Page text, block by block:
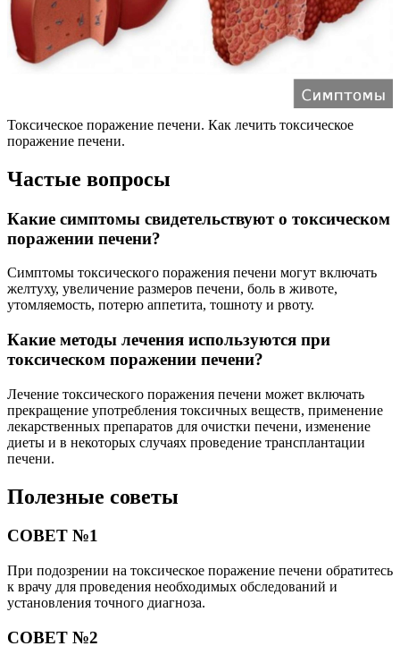
Токсическое поражение печени. Как лечить токсическое
поражение печени.
Частые вопросы
Какие симптомы свидетельствуют о токсическом
поражении печени?
Симптомы токсического поражения печени могут включать
желтуху, увеличение размеров печени, боль в животе,
утомляемость, потерю аппетита, тошноту и рвоту.
Какие методы лечения используются при
токсическом поражении печени?
Лечение токсического поражения печени может включать
прекращение употребления токсичных веществ, применение
лекарственных препаратов для очистки печени, изменение
диеты и в некоторых случаях проведение трансплантации
печени.
Полезные советы
СОВЕТ №1
При подозрении на токсическое поражение печени обратитесь
к врачу для проведения необходимых обследований и
установления точного диагноза.
СОВЕТ №2